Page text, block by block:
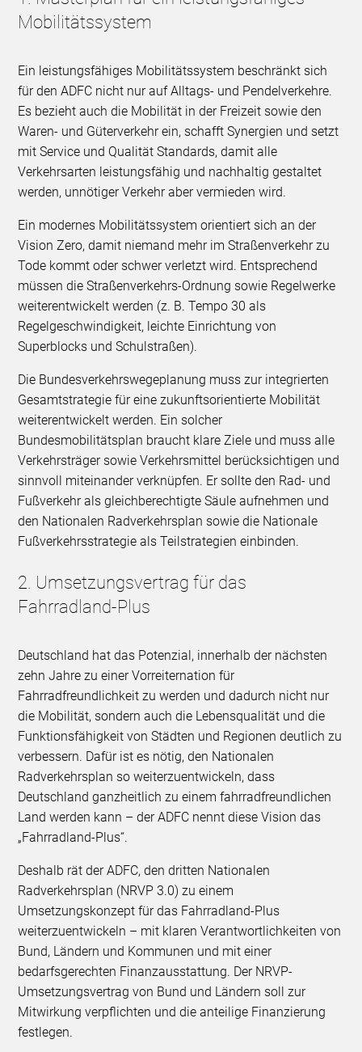
Mobilitätssystem
Ein leistungsfähiges Mobilitätssystem beschränkt sich
für den ADFC nicht nur auf Alltags- und Pendelverkehre.
Es bezieht auch die Mobilität in der Freizeit sowie den
Waren- und Güterverkehr ein, schafft Synergien und setzt
mit Service und Qualität Standards, damit alle
Verkehrsarten leistungsfähig und nachhaltig gestaltet
werden, unnötiger Verkehr aber vermieden wird.
Ein modernes Mobilitätssystem orientiert sich an der
Vision Zero, damit niemand mehr im Straßenverkehr zu
Tode kommt oder schwer verletzt wird. Entsprechend
müssen die Straßenverkehrs-Ordnung sowie Regelwerke
weiterentwickelt werden (z. B. Tempo 30 als
Regelgeschwindigkeit, leichte Einrichtung von
Superblocks und Schulstraßen).
Die Bundesverkehrswegeplanung muss zur integrierten
Gesamtstrategie für eine zukunftsorientierte Mobilität
weiterentwickelt werden. Ein solcher
Bundesmobilitätsplan braucht klare Ziele und muss alle
Verkehrsträger sowie Verkehrsmittel berücksichtigen und
sinnvoll miteinander verknüpfen. Er sollte den Rad- und
Fußverkehr als gleichberechtigte Säule aufnehmen und
den Nationalen Radverkehrsplan sowie die Nationale
Fußverkehrsstrategie als Teilstrategien einbinden.
2. Umsetzungsvertrag für das
Fahrradland-Plus
Deutschland hat das Potenzial, innerhalb der nächsten
zehn Jahre zu einer Vorreiternation für
Fahrradfreundlichkeit zu werden und dadurch nicht nur
die Mobilität, sondern auch die Lebensqualität und die
Funktionsfähigkeit von Städten und Regionen deutlich zu
verbessern. Dafür ist es nötig, den Nationalen
Radverkehrsplan so weiterzuentwickeln, dass
Deutschland ganzheitlich zu einem fahrradfreundlichen
Land werden kann – der ADFC nennt diese Vision das
„Fahrradland-Plus“.
Deshalb rät der ADFC, den dritten Nationalen
Radverkehrsplan (NRVP 3.0) zu einem
Umsetzungskonzept für das Fahrradland-Plus
weiterzuentwickeln – mit klaren Verantwortlichkeiten von
Bund, Ländern und Kommunen und mit einer
bedarfsgerechten Finanzausstattung. Der NRVP-
Umsetzungsvertrag von Bund und Ländern soll zur
Mitwirkung verpflichten und die anteilige Finanzierung
festlegen.